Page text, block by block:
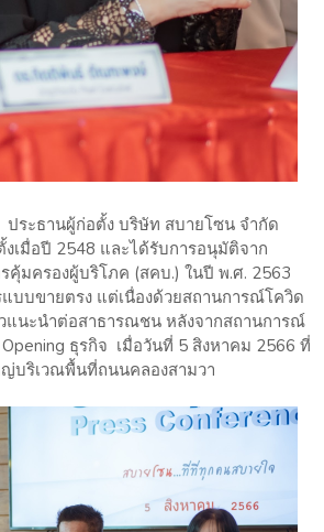
ระธานผู้ก่อตั้ง บริษัท สบายโซน จำกัด
เมื่อปี 2548 และได้รับการอนุมัติจาก
คุ้มครองผู้บริโภค (สคบ.) ในปี พ.ศ. 2563
แบบขายตรง แต่เนื่องด้วยสถานการณ์โควิด
แนะนำต่อสาธารณชน หลังจากสถานการณ์
ธุรกิจ เมื่อวันที่ 5 สิงหาคม 2566 ที่
บริเวณพื้นที่ถนนคลองสามวา